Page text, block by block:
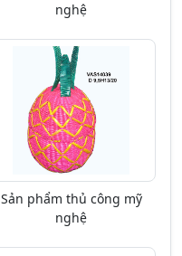
nghệ
Sản phẩm thủ công mỹ
nghệ